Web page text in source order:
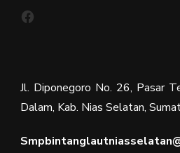
Jl. Diponegoro No. 26, Pasar
Dalam, Kab. Nias Selatan,